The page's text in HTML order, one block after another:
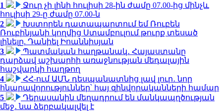
1
Ջուր չի լինի հուլիսի 28-ին ժամը 07.00-ից մինչև
հուլիսի 29-ը ժամը 07.00-ն
2
Խստորեն դատապարտում եմ Ռուբեն
Ռուբինյանի կողմից Ստամբուլում թուրք տեսած
լինելը. Դանիել Իոաննիսյան
3
Պատմական հաղթանակ․ Հայաստանը
դարձավ աշխարհի առաջնության մեդալային
հաշվարկի հաղթող
4
ՀՀ-ում ԱՄՆ դեսպանատնից լավ լուր․ նոր
հնարավորություններ՝ հայ զինվորականների համար
5
Դերասանին մեղադրում են մանկապղծության
մեջ․ նա ձերբակալվել է